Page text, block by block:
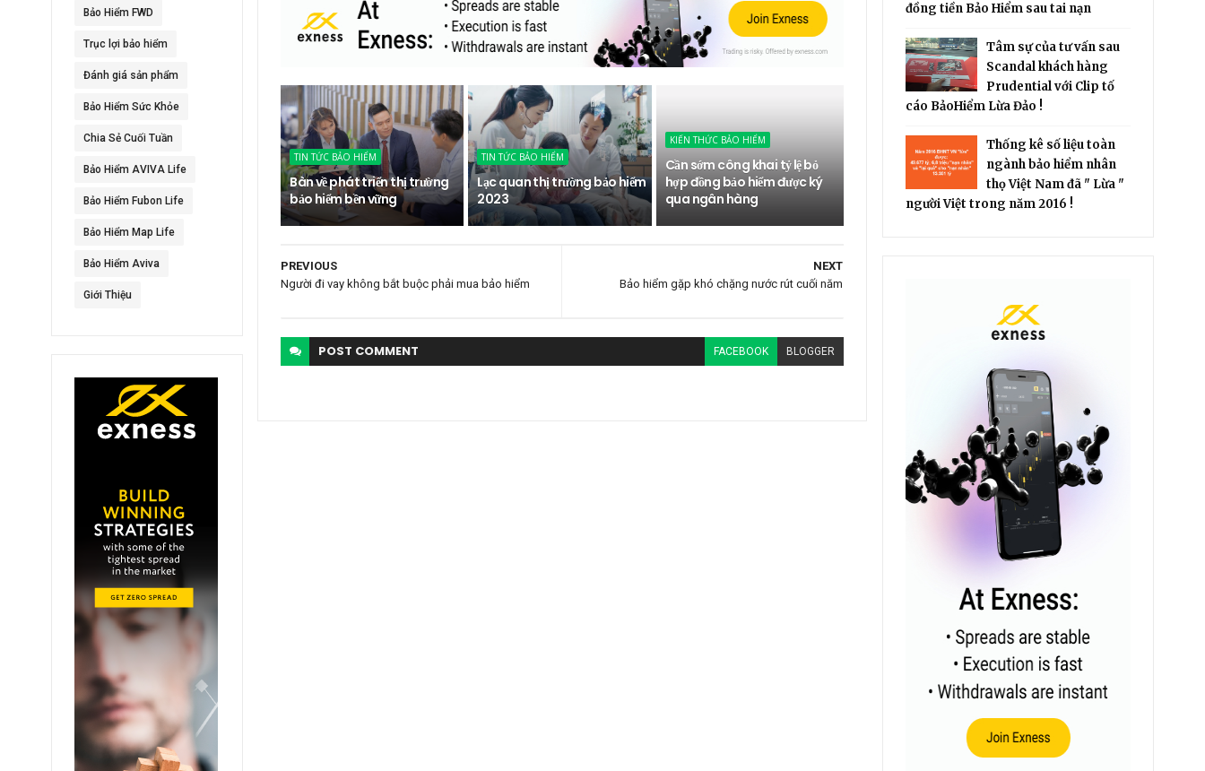
Bảo Hiểm FWD
Trục lợi bảo hiểm
Đánh giá sản phẩm
Bảo Hiểm Sức Khỏe
Chia Sẻ Cuối Tuần
Bảo Hiểm AVIVA Life
Bảo Hiểm Fubon Life
Bảo Hiểm Map Life
Bảo Hiểm Aviva
Giới Thiệu
TIN TỨC BẢO HIỂM
Bàn về phát triển thị trường
bảo hiểm bền vững
TIN TỨC BẢO HIỂM
Lạc quan thị trường bảo hiểm
2023
KIẾN THỨC BẢO HIỂM
Cần sớm công khai tỷ lệ bỏ
hợp đồng bảo hiểm được ký
qua ngân hàng
NEXT
Bảo hiểm gặp khó chặng nước rút cuối năm
PREVIOUS
Người đi vay không bắt buộc phải mua bảo hiểm
POST COMMENT FACEBOOK BLOGGER
đồng tiền Bảo Hiểm sau tai nạn
Tâm sự của tư vấn sau
Scandal khách hàng
Prudential với Clip tố
cáo BảoHiểm Lừa Đảo !
Thống kê số liệu toàn
ngành bảo hiểm nhân
thọ Việt Nam đã " Lừa "
người Việt trong năm 2016 !